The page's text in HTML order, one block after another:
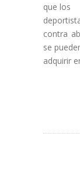
que los
contra
se
adquirir